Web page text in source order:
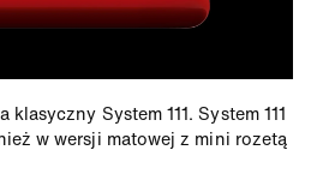
System 111. System 111
w wersji matowej z mini rozetą